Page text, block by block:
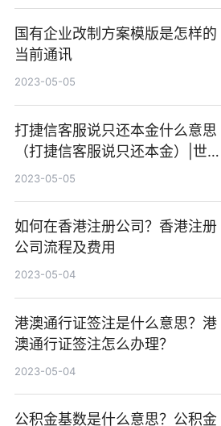
国有企业改制方案模版是怎样的
当前通讯
2023-05-05
打捷信客服说只还本金什么意思
（打捷信客服说只还本金）|世界
今日讯
2023-05-05
如何在香港注册公司？香港注册
公司流程及费用
2023-05-04
港澳通行证签注是什么意思？港
澳通行证签注怎么办理？
2023-05-04
公积金基数是什么意思？公积金